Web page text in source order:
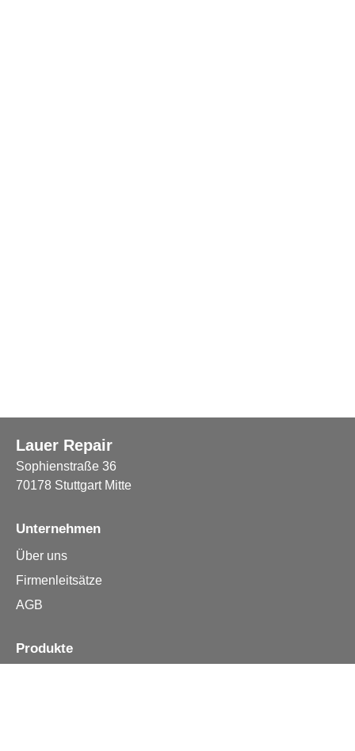
Lauer Repair
Sophienstraße 36
70178 Stuttgart Mitte
Unternehmen
Über uns
Firmenleitsätze
AGB
Produkte